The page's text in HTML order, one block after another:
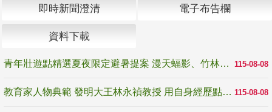
即時新聞澄清 電子布告欄
資料下載
115-08-08
青年壯遊點精選夏夜限定避暑提案 漫天蝠影、竹林尋蛙、茶香夜觀 邀青年暮色出發
115-08-08
教育家人物典範 發明大王林永禎教授 用自身經歷點亮學生的路